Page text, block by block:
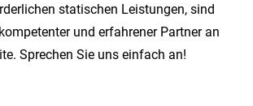
statischen Leistungen, sind
und erfahrener Partner an
Sprechen Sie uns einfach an!